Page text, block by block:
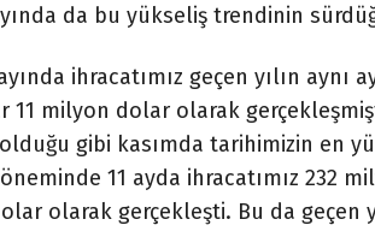
da bu yükseliş trendinin
ihracatımız geçen yılın
11 milyon dolar olarak
gibi kasımda tarihimizin en
11 ayda ihracatımız 232
olarak gerçekleşti. Bu da geçen